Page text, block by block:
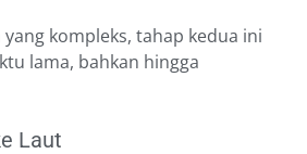
kompleks, tahap kedua ini
lama, bahkan hingga
Laut